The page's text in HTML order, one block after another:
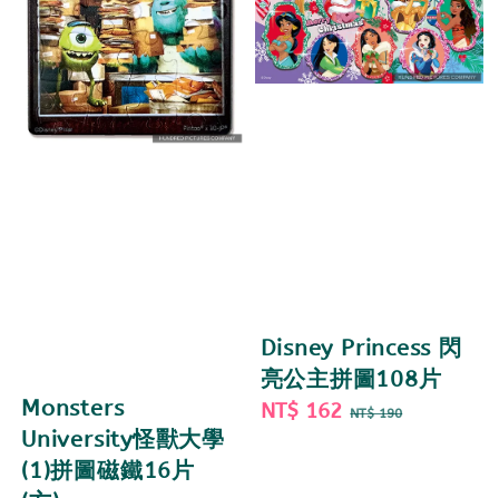
Monsters
University怪獸大學
(1)拼圖磁鐵16片
Disney Princess 閃
亮公主拼圖108片
Sale
NT$ 162 Regular
NT$ 190